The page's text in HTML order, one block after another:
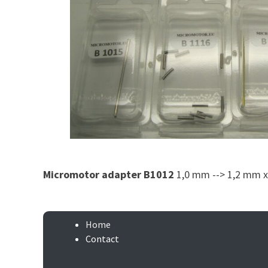
Micromotor adapter B1012 1,0 mm --> 1,2 mm
Home
Contact